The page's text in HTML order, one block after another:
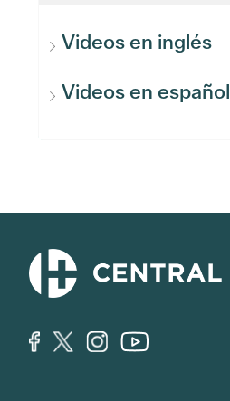
Videos en inglés
Videos en español